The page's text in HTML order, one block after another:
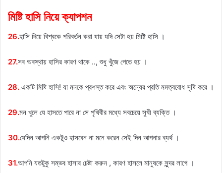
মিষ্টি হাসি নিয়ে ক্যাপশন
26.হাসি দিয়ে বিশ্বকে পরিবর্তন করা যায় যদি সেটা হয় মিষ্টি হাসি ।
27.সব অবস্থায় হাসির কারণ থাকে .., শুধু খুঁজে পেতে হয় ।
28. একটি মিষ্টি হাসি! যা মনকে প্রশস্ত করে এবং অন্যের প্রতি মমত্ববোধ সৃষ্টি করে ।
29.মন খুলে যে হাসতে পারে না সে পৃথিবীর মধ্যে সবচেয়ে সুখী ব্যক্তি ।
30.যেদিন আপনি একটুও হাসবেন না মনে করেন সেই দিন আপনার ব্যর্থ ।
31.আপনি যতটুকু সম্ভব হাসার চেষ্টা করুন , কারণ হাসলে মানুষকে সুন্দর লাগে ।